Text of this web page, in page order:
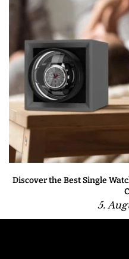
Discover the Best Single
5.